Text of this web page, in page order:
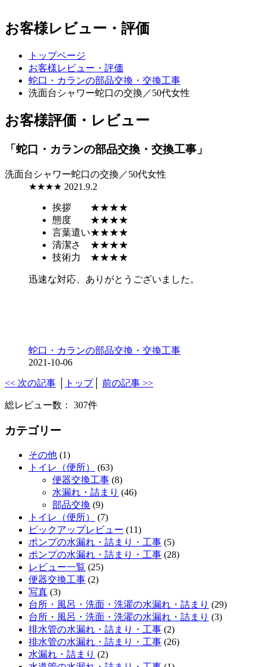
お客様レビュー・評価
トップページ
お客様レビュー・評価
蛇口・カランの部品交換・交換工事
洗面台シャワー蛇口の交換／50代女性
お客様評価・レビュー
「蛇口・カランの部品交換・交換工事」
洗面台シャワー蛇口の交換／50代女性
★★★★ 2021.9.2
挨拶 ★★★★
態度 ★★★★
言葉遣い★★★★
清潔さ ★★★★
技術力 ★★★★
迅速な対応、ありがとうございました。
蛇口・カランの部品交換・交換工事
2021-10-06
<< 次の記事 トップ│ 前の記事 >>
総レビュー数： 307件
カテゴリー
その他 (1)
トイレ（便所）
(63)
便器交換工事 (8)
水漏れ・詰まり (46)
部品交換 (9)
トイレ（便所）
(7)
ピックアップレビュー (11)
ポンプの水漏れ・詰まり・工事 (5)
ポンプの水漏れ・詰まり・工事 (28)
レビュー一覧 (25)
便器交換工事 (2)
写真 (3)
台所・風呂・洗面・洗濯の水漏れ・詰まり (29)
台所・風呂・洗面・洗濯の水漏れ・詰まり (3)
排水管の水漏れ・詰まり・工事 (2)
排水管の水漏れ・詰まり・工事 (26)
水漏れ・詰まり (2)